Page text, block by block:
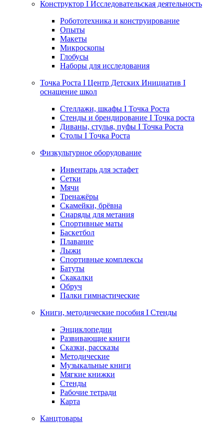
Конструктор I Исследовательская деятельность
Робототехника и конструирование
Опыты
Макеты
Микроскопы
Глобусы
Наборы для исследования
Точка Роста I Центр Детских Инициатив I
оснащение школ
Стеллажи, шкафы I Точка Роста
Стенды и брендирование I Точка роста
Диваны, стулья, пуфы I Точка Роста
Столы I Точка Роста
Физкультурное оборудование
Инвентарь для эстафет
Сетки
Мячи
Тренажёры
Скамейки, брёвна
Снаряды для метания
Спортивные маты
Баскетбол
Плавание
Лыжи
Спортивные комплексы
Батуты
Скакалки
Обруч
Палки гимнастические
Книги, методические пособия I Стенды
Энциклопедии
Развивающие книги
Сказки, рассказы
Методические
Музыкальные книги
Мягкие книжки
Стенды
Рабочие тетради
Карта
Канцтовары